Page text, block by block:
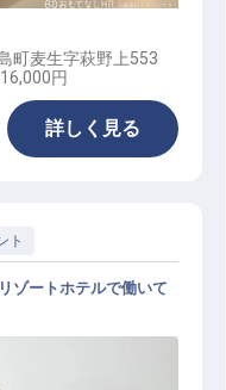
町麦生字萩野上553
円
詳しく見る
ト
ゾートホテルで働いて